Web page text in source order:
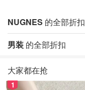
NUGNES 的全部折扣
男装 的全部折扣
大家都在抢
1